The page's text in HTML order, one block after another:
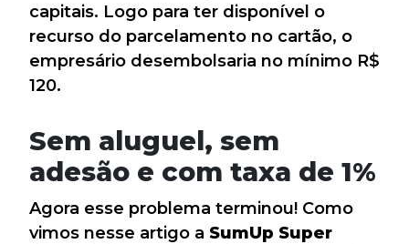
capitais. Logo para ter disponível o
recurso do parcelamento no cartão, o
empresário desembolsaria no mínimo R$
120.
Sem aluguel, sem
adesão e com taxa de 1%
Agora esse problema terminou! Como
vimos nesse artigo a SumUp Super